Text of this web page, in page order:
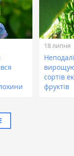
18 липня
сортів
фруктів